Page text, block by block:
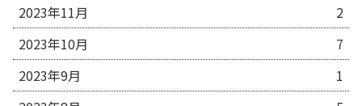
2023年11月
2
2023年10月
7
2023年9月
1